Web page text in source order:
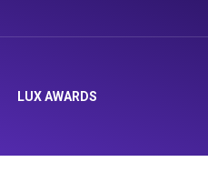
LUX AWARDS